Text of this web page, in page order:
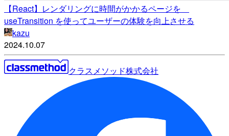
【React】レンダリングに時間がかかるページを
useTransition を使ってユーザーの体験を向上させる
kazu
2024.10.07
クラスメソッド株式会社